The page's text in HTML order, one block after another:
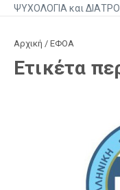
ΨΥΧΟΛΟΓΙΑ και
Αρχική / ΕΦΟΑ
Ετικέτα